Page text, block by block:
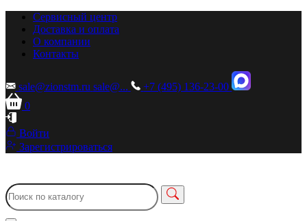
Сервисный центр
Доставка и оплата
О компании
Контакты
sale@zionstm.ru sale@...
+7 (495) 136-23-00
0
Войти
Зарегистрироваться